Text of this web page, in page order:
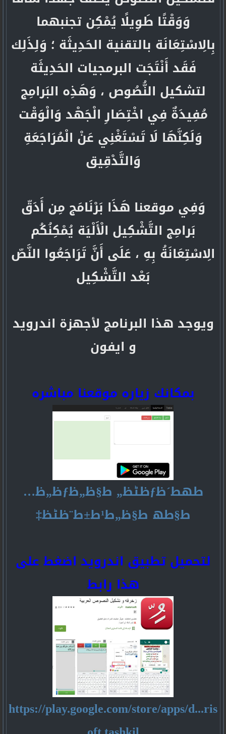
وَوَقْتًا طَوِيلًا يُمْكِن تجنبهما
بِالِاسْتِعَانَة بالتقنية الحَدِيثَة ؛ وَلِذَلِك
فَقَد أَنْتَجَت البرمجيات الحَدِيثَة
لتشكيل النُّصُوص ، وَهَذِه البَرامِج
مُفِيدَةٌ فِي اخْتِصَارِ الْجَهْد وَالْوَقْت
وَلَكِنَّهَا لَا تَسْتَغْنِي عَنْ الْمُرَاجَعَةِ
وَالتَّدْقِيق
وَفِي موقعنا هَذَا بَرْنَامَج مِن أَدَقّ
بَرامِج التَّشْكِيل الْأَلْيَة يُمْكِنُكُم
الِاسْتِعَانَةُ بِهِ ، عَلَى أَنَّ تَرَاجَعُوا النَّصّ
بَعْد التَّشْكِيل
ويوجد هذا البرنامج لأجهزة اندرويد
و ايفون
بمكانك زياره موقعنا مباشره
طھط´ظƒظٹظ„ ط§ظ„ظƒظ„ظ…
ط§طھ ط§ظ„ط¹ط±ط¨ظٹظ‡
لتحميل تطبيق اندرويد اضغط على
هذا رابط
https://play.google.com/store/apps/d...ris